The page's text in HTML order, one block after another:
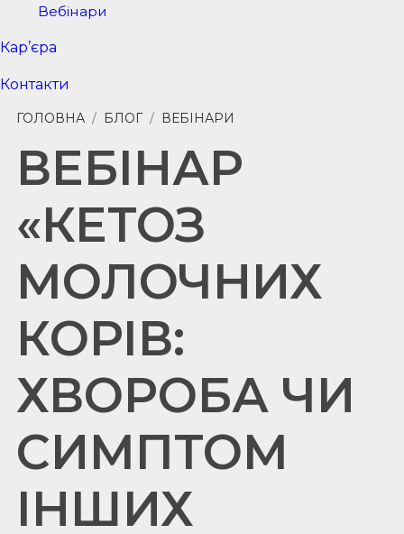
Вебінари
Кар’єра
Контакти
ГОЛОВНА / БЛОГ / ВЕБІНАРИ
ВЕБІНАР
«КЕТОЗ
МОЛОЧНИХ
КОРІВ:
ХВОРОБА ЧИ
СИМПТОМ
ІНШИХ